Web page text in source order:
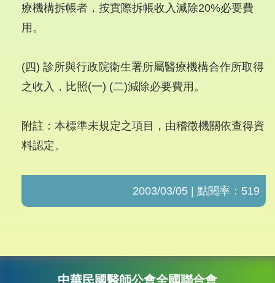
療機構拆帳者，按實際拆帳收入減除20%必要費
用。
(四) 診所與行政院衛生署所屬醫療機構合作所取得
之收入，比照(一) (二)減除必要費用。
附註：本標準未規定之項目，由稽徵機關依查得資
料認定。
2003/03/05 | 點閱率：519
中華民國醫師公會全國聯合會